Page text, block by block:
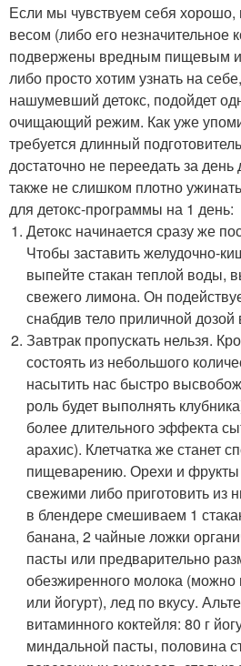
Если мы чувствуем себя
весом (либо его незначительное
подвержены вредным пищевым
либо просто хотим узнать на
нашумевший детокс, подойдет
очищающий режим. Как уже
требуется длинный
достаточно не переедать за день
также не слишком плотно
для детокс-программы на 1 день:
Детокс начинается сразу же
Чтобы заставить желудочно-
выпейте стакан теплой воды,
свежего лимона. Он
снабдив тело приличной
Завтрак пропускать нельзя.
состоять из небольшого
насытить нас быстро
роль будет выполнять
более длительного эффекта
арахис). Клетчатка же станет
пищеварению. Орехи и
свежими либо приготовить из
в блендере смешиваем 1
банана, 2 чайные ложки
пасты или предварительно
обезжиренного молока
или йогурт), лед по вкусу.
витаминного коктейля: 80 г
миндальной пасты, половина